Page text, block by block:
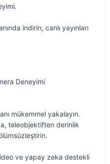
indirin, canlı yayınları
Deneyimi
mükemmel yakalayın.
teleobjektiften derinlik
ve yapay zeka destekli